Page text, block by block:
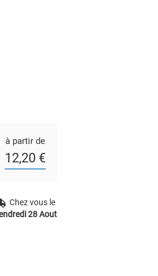
à partir de
12,20 €
Chez vous le
28 Aout